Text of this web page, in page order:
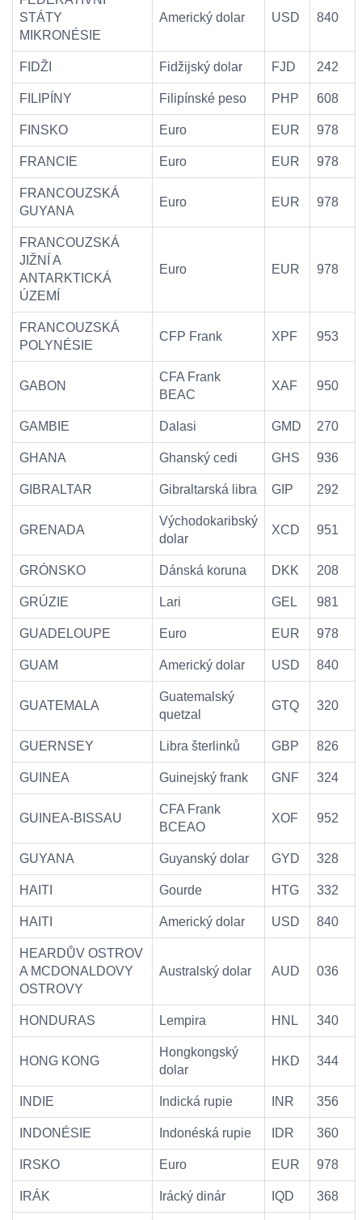
STÁTY
MIKRONÉSIE
Americký dolar USD 840
FIDŽI Fidžijský dolar FJD 242
FILIPÍNY Filipínské peso PHP 608
FINSKO Euro EUR 978
FRANCIE Euro EUR 978
FRANCOUZSKÁ
GUYANA
Euro EUR 978
FRANCOUZSKÁ
JIŽNÍ A
ANTARKTICKÁ
ÚZEMÍ
Euro EUR 978
FRANCOUZSKÁ
POLYNÉSIE
CFP Frank XPF 953
GABON
CFA Frank
BEAC
XAF 950
GAMBIE Dalasi GMD 270
GHANA Ghanský cedi GHS 936
GIBRALTAR Gibraltarská libra GIP 292
GRENADA
Východokaribský
dolar
XCD 951
GRÓNSKO Dánská koruna DKK 208
GRÚZIE Lari GEL 981
GUADELOUPE Euro EUR 978
GUAM Americký dolar USD 840
GUATEMALA
Guatemalský
quetzal
GTQ 320
GUERNSEY Libra šterlinků GBP 826
GUINEA Guinejský frank GNF 324
GUINEA-BISSAU
CFA Frank
BCEAO
XOF 952
GUYANA Guyanský dolar GYD 328
HAITI Gourde HTG 332
HAITI Americký dolar USD 840
HEARDŮV OSTROV
A MCDONALDOVY
OSTROVY
Australský dolar AUD 036
HONDURAS Lempira HNL 340
HONG KONG
Hongkongský
dolar
HKD 344
INDIE Indická rupie INR 356
INDONÉSIE Indonéská rupie IDR 360
IRSKO Euro EUR 978
IRÁK Irácký dinár IQD 368